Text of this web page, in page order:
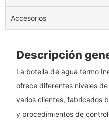
Accesorios
Descripción
La botella de agua termo
ofrece diferentes niveles
varios clientes, fabricados
y procedimientos de